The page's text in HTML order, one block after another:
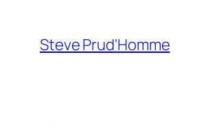
contenu
Steve Prud'Homme